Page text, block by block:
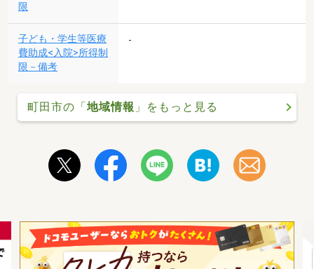
限
子ども・学生等医療
費助成<入院>所得制
限－備考
-
町田市の「地域情報 」をもっと見る